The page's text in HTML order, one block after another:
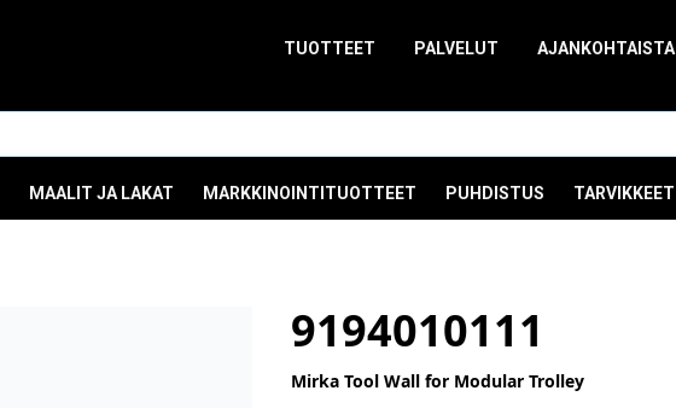
TUOTTEET PALVELUT AJANKOHTAISTA
MAALIT JA LAKAT MARKKINOINTITUOTTEET PUHDISTUS TARVIKKEET
9194010111
Mirka Tool Wall for Modular Trolley